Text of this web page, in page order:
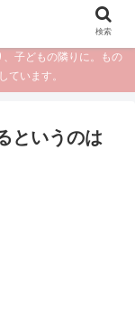
子どもの隣りに。もの
ています。
というのは
検索